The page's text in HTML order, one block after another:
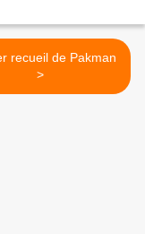
recueil de Pakman
>